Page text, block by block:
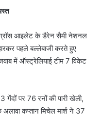
ग्रॉस आइलेट के डैरेन सैमी नेशनल
पहले बल्लेबाजी करते हुए
में ऑस्ट्रेलियाई टीम 7 विकेट
पर 76 रनों की पारी खेली,
कप्तान मिचेल मार्श ने 37